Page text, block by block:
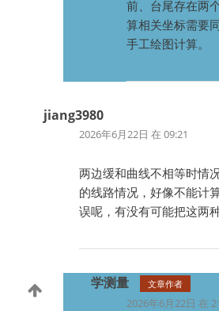
前、台尾存在两
算相关坐标需要
手工绘图计算。
jiang3980
2026年6月22日 在 09:21
两边缓和曲线不相等时情
的线路情况，好像不能计
误呢，有没有可能把这两
学测量 文章作者
2026年6月22日 在